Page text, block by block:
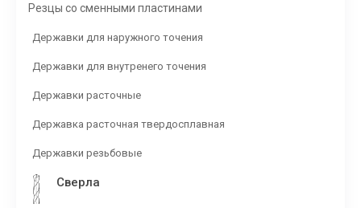
Резцы со сменными пластинами
Державки для наружного точения
Державки для внутренего точения
Державки расточные
Державка расточная твердосплавная
Державки резьбовые
Сверла